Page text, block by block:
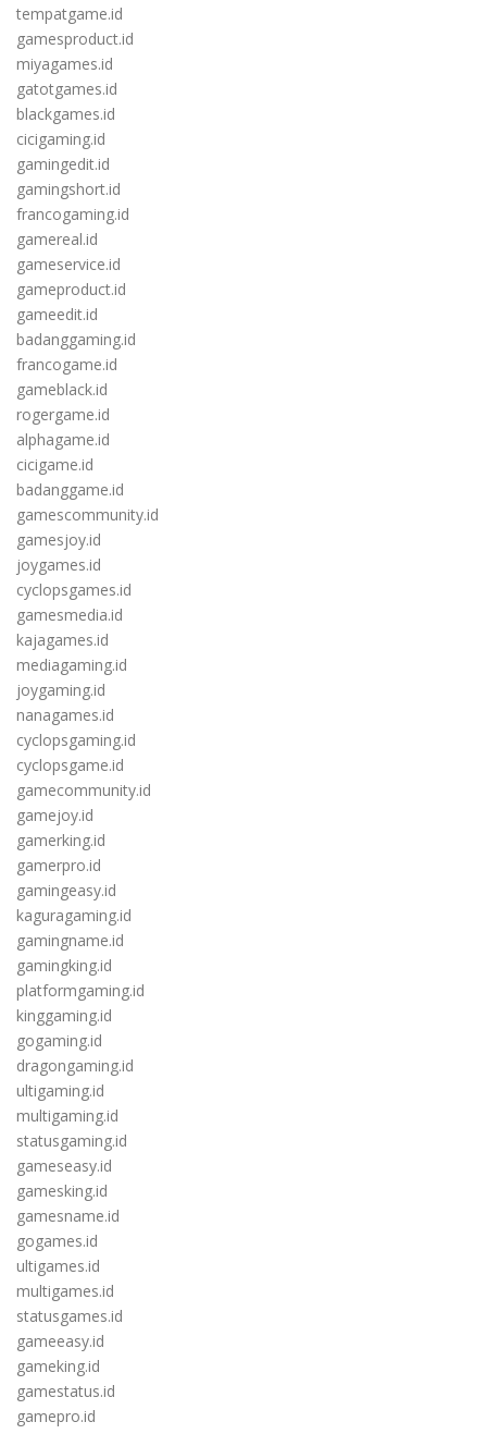
tempatgame.id
gamesproduct.id
miyagames.id
gatotgames.id
blackgames.id
cicigaming.id
gamingedit.id
gamingshort.id
francogaming.id
gamereal.id
gameservice.id
gameproduct.id
gameedit.id
badanggaming.id
francogame.id
gameblack.id
rogergame.id
alphagame.id
cicigame.id
badanggame.id
gamescommunity.id
gamesjoy.id
joygames.id
cyclopsgames.id
gamesmedia.id
kajagames.id
mediagaming.id
joygaming.id
nanagames.id
cyclopsgaming.id
cyclopsgame.id
gamecommunity.id
gamejoy.id
gamerking.id
gamerpro.id
gamingeasy.id
kaguragaming.id
gamingname.id
gamingking.id
platformgaming.id
kinggaming.id
gogaming.id
dragongaming.id
ultigaming.id
multigaming.id
statusgaming.id
gameseasy.id
gamesking.id
gamesname.id
gogames.id
ultigames.id
multigames.id
statusgames.id
gameeasy.id
gameking.id
gamestatus.id
gamepro.id